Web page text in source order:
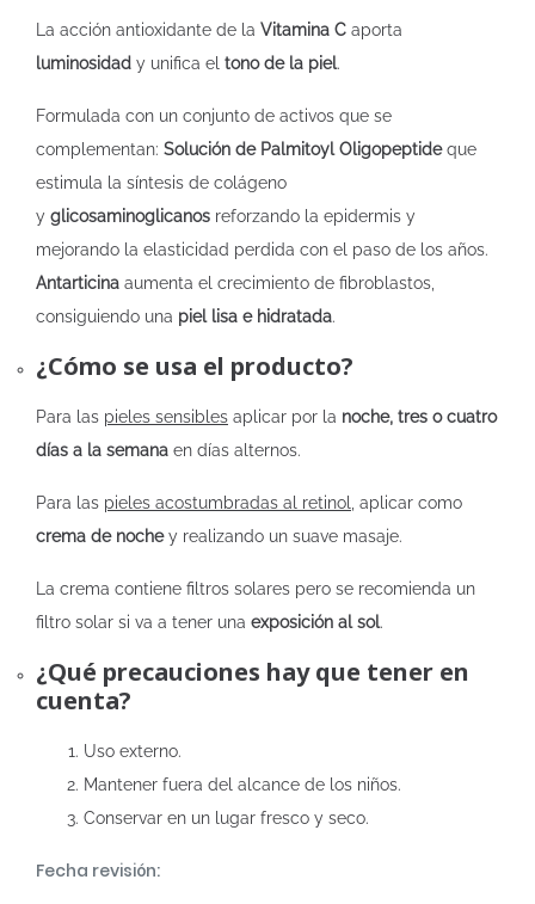
La acción antioxidante de la Vitamina C aporta
luminosidad y unifica el tono de la piel.
Formulada con un conjunto de activos que se
complementan: Solución de Palmitoyl Oligopeptideque
estimula la síntesis de colágeno
y glicosaminoglicanos reforzando la epidermis y
mejorando la elasticidad perdida con el paso de los años.
Antarticina aumenta el crecimiento de fibroblastos,
consiguiendo una piel lisa e hidratada.
¿Cómo se usa el producto?
Para las pieles sensibles aplicar por la noche, tres o cuatro
días a la semana en días alternos.
Para las pieles acostumbradas al retinol
, aplicar como
crema de nochey realizando un suave masaje.
La crema contiene filtros solares pero se recomienda un
filtro solar si va a tener una exposición al sol.
¿Qué precauciones hay que tener en
cuenta?
Uso externo.
Mantener fuera del alcance de los niños.
Conservar en un lugar fresco y seco.
Fecha revisión: